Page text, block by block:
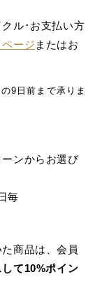
ル･お支払い方
ページ またはお
9日前まで承りま
ンからお選び
毎
商品は、会員
て10%ポイン